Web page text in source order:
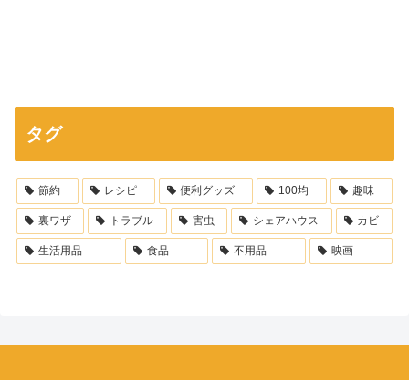
タグ
節約 レシピ 便利グッズ 100均 趣味
裏ワザ トラブル 害虫 シェアハウス カビ
生活用品 食品 不用品 映画